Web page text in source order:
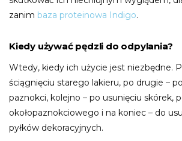
zanim baza proteinowa Indigo.
Kiedy używać pędzli do odpylania?
Wtedy, kiedy ich użycie jest niezbędne.
ściągnięciu starego lakieru, po drugie –
paznokci, kolejno – po usunięciu skórek,
okołopaznokciowego i na koniec – do
pyłków dekoracyjnych.